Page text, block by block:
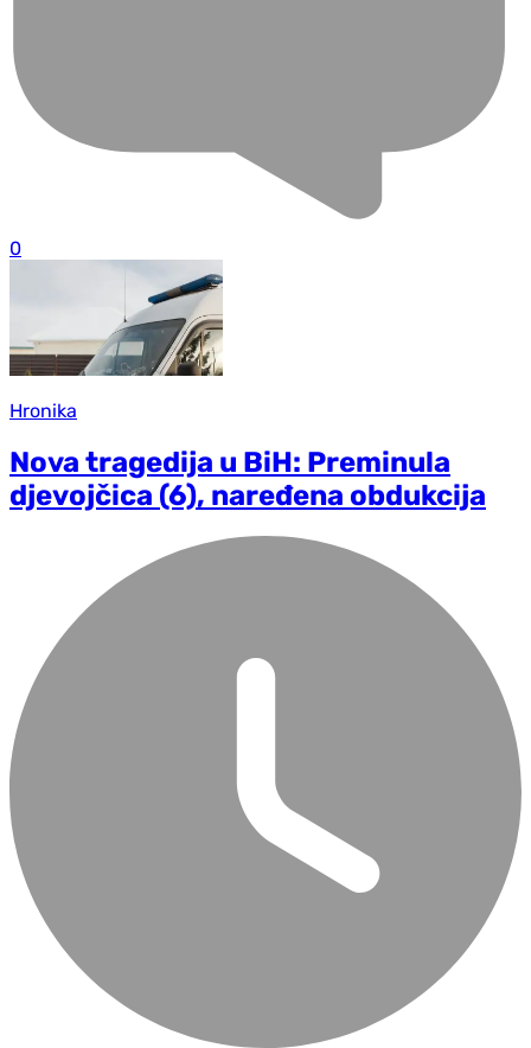
0
Hronika
Nova tragedija u BiH: Preminula
djevojčica (6), naređena obdukcija